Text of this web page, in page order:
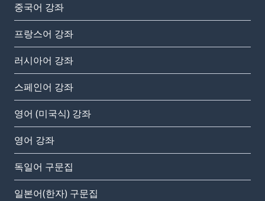
중국어 강좌
프랑스어 강좌
러시아어 강좌
스페인어 강좌
영어 (미국식) 강좌
영어 강좌
독일어 구문집
일본어(한자) 구문집